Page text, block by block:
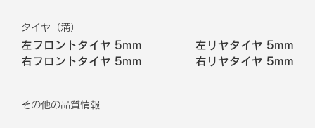
タイヤ（溝）
左フロントタイヤ 5mm 左リヤタイヤ 5mm
右フロントタイヤ 5mm 右リヤタイヤ 5mm
その他の品質情報